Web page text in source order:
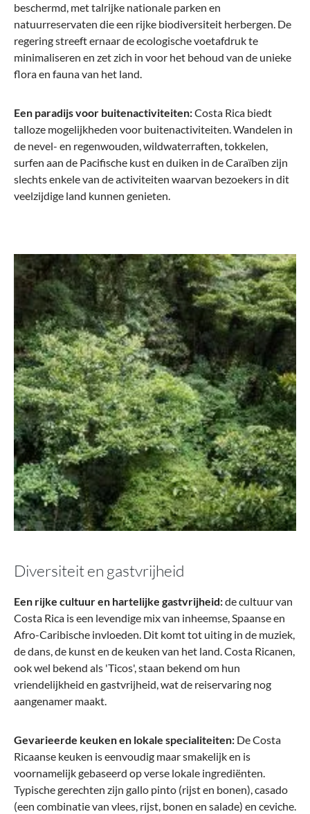
beschermd, met talrijke nationale parken en
natuurreservaten die een rijke biodiversiteit herbergen. De
regering streeft ernaar de ecologische voetafdruk te
minimaliseren en zet zich in voor het behoud van de unieke
flora en fauna van het land.
Een paradijs voor buitenactiviteiten:Costa Rica biedt
talloze mogelijkheden voor buitenactiviteiten. Wandelen in
de nevel- en regenwouden, wildwaterraften, tokkelen,
surfen aan de Pacifische kust en duiken in de Caraïben zijn
slechts enkele van de activiteiten waarvan bezoekers in dit
veelzijdige land kunnen genieten.
Diversiteit en gastvrijheid
Een rijke cultuur en hartelijke gastvrijheid:de cultuur van
Costa Rica is een levendige mix van inheemse, Spaanse en
Afro-Caribische invloeden. Dit komt tot uiting in de muziek,
de dans, de kunst en de keuken van het land. Costa Ricanen,
ook wel bekend als 'Ticos', staan bekend om hun
vriendelijkheid en gastvrijheid, wat de reiservaring nog
aangenamer maakt.
Gevarieerde keuken en lokale specialiteiten: De Costa
Ricaanse keuken is eenvoudig maar smakelijk en is
voornamelijk gebaseerd op verse lokale ingrediënten.
Typische gerechten zijn gallo pinto (rijst en bonen), casado
(een combinatie van vlees, rijst, bonen en salade) en ceviche.